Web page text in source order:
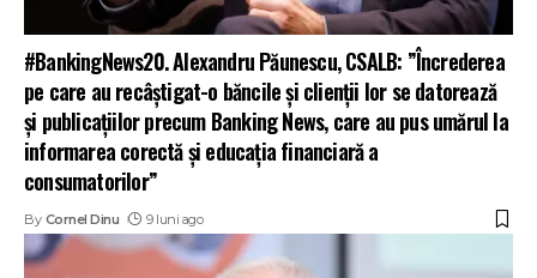
#BankingNews20. Alexandru Păunescu, CSALB: ”Încrederea
pe care au recâștigat-o băncile și clienții lor se datorează
și publicațiilor precum Banking News, care au pus umărul la
informarea corectă și educația financiară a
consumatorilor”
By Cornel Dinu 9 luni ago